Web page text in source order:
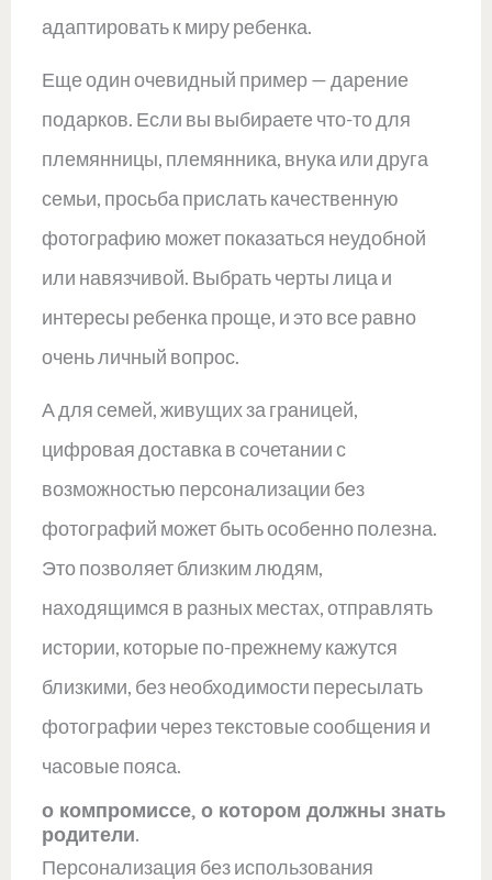
адаптировать к миру ребенка.
Еще один очевидный пример — дарение
подарков. Если вы выбираете что-то для
племянницы, племянника, внука или друга
семьи, просьба прислать качественную
фотографию может показаться неудобной
или навязчивой. Выбрать черты лица и
интересы ребенка проще, и это все равно
очень личный вопрос.
А для семей, живущих за границей,
цифровая доставка в сочетании с
возможностью персонализации без
фотографий может быть особенно полезна.
Это позволяет близким людям,
находящимся в разных местах, отправлять
истории, которые по-прежнему кажутся
близкими, без необходимости пересылать
фотографии через текстовые сообщения и
часовые пояса.
о компромиссе, о котором должны знать
родители.
Персонализация без использования